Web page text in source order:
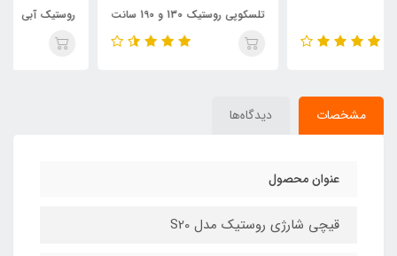
روستیک آبی
مشخصات دیدگاه‌ها
عنوان محصول
قیچی شارژی روستیک مدل S20